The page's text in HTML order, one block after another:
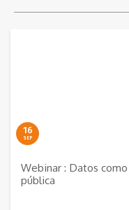
16
SEP
Webinar : Datos
pública